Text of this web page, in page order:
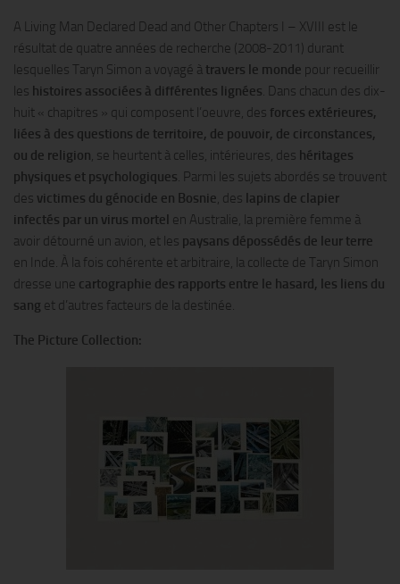
A Living Man Declared Dead and Other Chapters I – XVIII est le
résultat de quatre années de recherche (2008-2011) durant
lesquelles Taryn Simon a voyagé à travers le monde pour recueillir
les histoires associées à différentes lignées. Dans chacun des dix-
huit « chapitres » qui composent l’oeuvre, des forces extérieures,
liées à des questions de territoire, de pouvoir, de circonstances,
ou de religion, se heurtent à celles, intérieures, des héritages
physiques et psychologiques. Parmi les sujets abordés se trouvent
des victimes du génocide en Bosnie, des lapins de clapier
infectés par un virus mortel en Australie, la première femme à
avoir détourné un avion, et les paysans dépossédés de leur terre
en Inde. À la fois cohérente et arbitraire, la collecte de Taryn Simon
dresse une cartographie des rapports entre le hasard, les liens du
sang et d’autres facteurs de la destinée.
The Picture Collection: